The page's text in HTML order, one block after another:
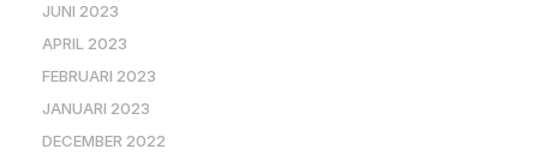
JUNI 2023
APRIL 2023
FEBRUARI 2023
JANUARI 2023
DECEMBER 2022